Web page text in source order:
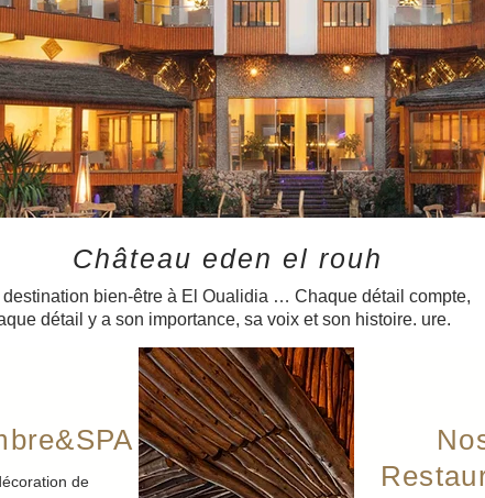
votre être interne et vous guider avec un grand amour.
Château eden el rouh
destination bien-être à El Oualidia … Chaque détail compte,
détail y a son importance, sa voix et son histoire. ure.
de